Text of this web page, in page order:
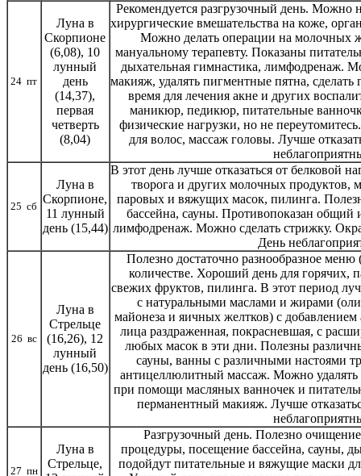
24 пт
Луна в
Скорпионе
(6,08), 10
лунный
день
(14,37),
первая
четверть
(8,04)
Рекомендуется разгрузочный день. Можно
хирургические вмешательства на коже,
Можно делать операции на молочных
мануальному терапевту. Показаны
дыхательная гимнастика, лимфодренаж.
макияж, удалять пигментные пятна,
время для лечения акне и других
маникюр, педикюр, питательные
физические нагрузки, но не
для волос, массаж головы. Лучше
25 сб
Луна в
Скорпионе,
11 лунный
день (15,44)
В этот день лучше отказаться от белковой
творога и других молочных продуктов,
паровых и вяжущих масок, пилинга.
бассейна, сауны. Противопоказан
лимфодренаж. Можно сделать стрижку.
День
26 вс
Луна в
Стрельце
(16,26), 12
лунный
день (16,50)
Полезно достаточно разнообразное
количестве. Хороший день для горячих,
свежих фруктов, пилинга. В этот период
с натуральными маслами и жирами
майонеза и яичных желтков) с
лица раздраженная, покрасневшая, с
любых масок в эти дни. Полезны
сауны, ванны с различными настоями
антицеллюлитный массаж. Можно удалять
при помощи масляных ванночек и
перманентный макияж. Лучше
27 пн
Луна в
Стрельце,
Разгрузочный день. Полезно
процедуры, посещение бассейна, сауны,
подойдут питательные и вяжущие маски